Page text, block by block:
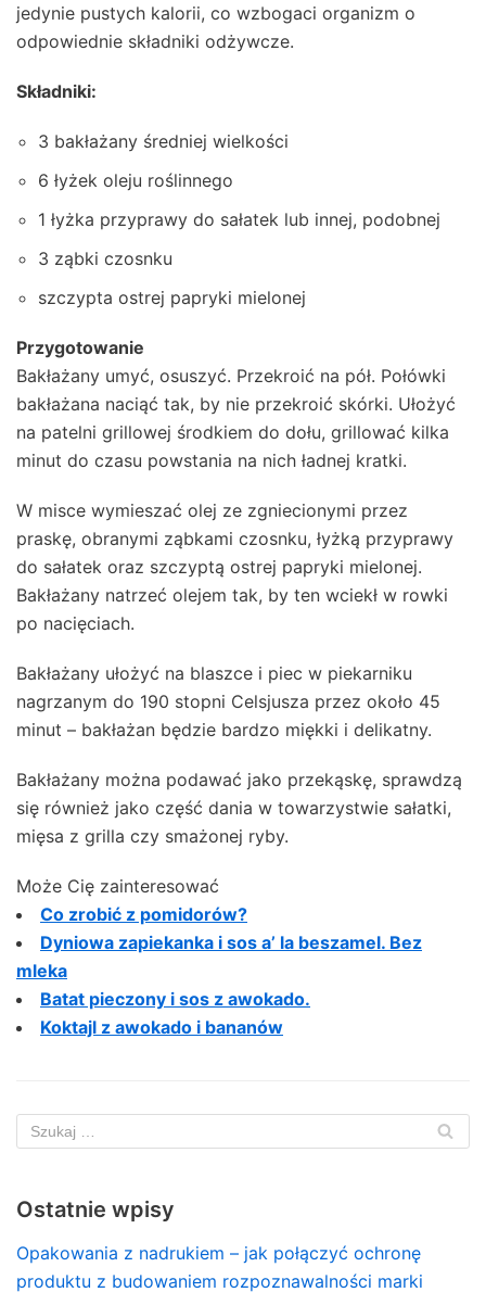
jedynie pustych kalorii, co wzbogaci organizm o
odpowiednie składniki odżywcze.
Składniki:
3 bakłażany średniej wielkości
6 łyżek oleju roślinnego
1 łyżka przyprawy do sałatek lub innej, podobnej
3 ząbki czosnku
szczypta ostrej papryki mielonej
Przygotowanie
Bakłażany umyć, osuszyć. Przekroić na pół. Połówki
bakłażana naciąć tak, by nie przekroić skórki. Ułożyć
na patelni grillowej środkiem do dołu, grillować kilka
minut do czasu powstania na nich ładnej kratki.
W misce wymieszać olej ze zgniecionymi przez
praskę, obranymi ząbkami czosnku, łyżką przyprawy
do sałatek oraz szczyptą ostrej papryki mielonej.
Bakłażany natrzeć olejem tak, by ten wciekł w rowki
po nacięciach.
Bakłażany ułożyć na blaszce i piec w piekarniku
nagrzanym do 190 stopni Celsjusza przez około 45
minut – bakłażan będzie bardzo miękki i delikatny.
Bakłażany można podawać jako przekąskę, sprawdzą
się również jako część dania w towarzystwie sałatki,
mięsa z grilla czy smażonej ryby.
Może Cię zainteresować
Co zrobić z pomidorów?
Dyniowa zapiekanka i sos a’ la beszamel. Bez
mleka
Batat pieczony i sos z awokado.
Koktajl z awokado i bananów
Ostatnie wpisy
Opakowania z nadrukiem – jak połączyć ochronę
produktu z budowaniem rozpoznawalności marki